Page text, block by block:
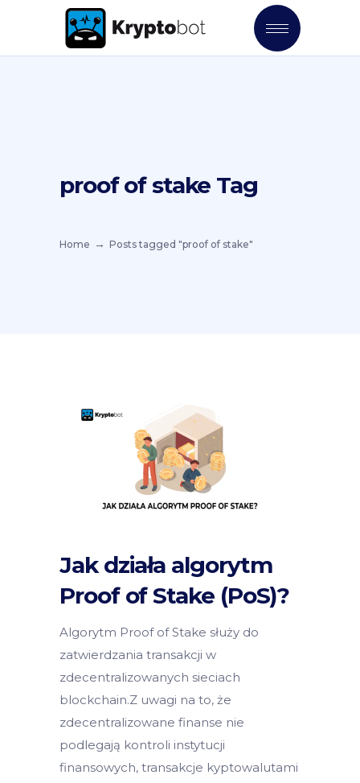
proof of stake Tag
Home Posts tagged "proof of stake"
Jak działa algorytm
Proof of Stake (PoS)?
Algorytm Proof of Stake służy do
zatwierdzania transakcji w
zdecentralizowanych sieciach
blockchain.Z uwagi na to, że
zdecentralizowane finanse nie
podlegają kontroli instytucji
finansowych, transakcje kyptowalutami